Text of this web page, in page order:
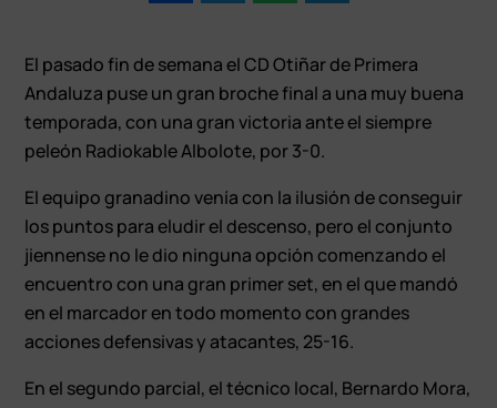
El pasado fin de semana el CD Otiñar de Primera
Andaluza puse un gran broche final a una muy buena
temporada, con una gran victoria ante el siempre
peleón Radiokable Albolote, por 3-0.
El equipo granadino venía con la ilusión de conseguir
los puntos para eludir el descenso, pero el conjunto
jiennense no le dio ninguna opción comenzando el
encuentro con una gran primer set, en el que mandó
en el marcador en todo momento con grandes
acciones defensivas y atacantes, 25-16.
En el segundo parcial, el técnico local, Bernardo Mora,